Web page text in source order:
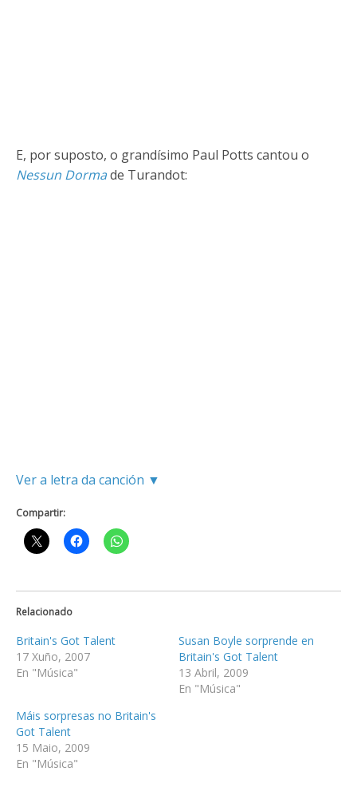
E, por suposto, o grandísimo Paul Potts cantou o
Nessun Dormade Turandot:
Ver a letra da canción ▼
Compartir:
Relacionado
Britain's Got Talent
17 Xuño, 2007
En "Música"
Susan Boyle sorprende en
Britain's Got Talent
13 Abril, 2009
En "Música"
Máis sorpresas no Britain's
Got Talent
15 Maio, 2009
En "Música"